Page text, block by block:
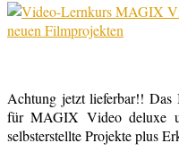
Achtung jetzt lieferbar!!
für MAGIX Video deluxe
selbsterstellte Projekte plus